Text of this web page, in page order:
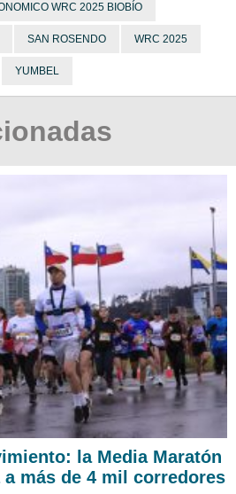
WRC 2025 BIOBÍO
SAN ROSENDO WRC 2025
YUMBEL
la Media Maratón
más de 4 mil corredores